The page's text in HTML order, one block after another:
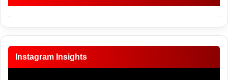
Instagram Insights